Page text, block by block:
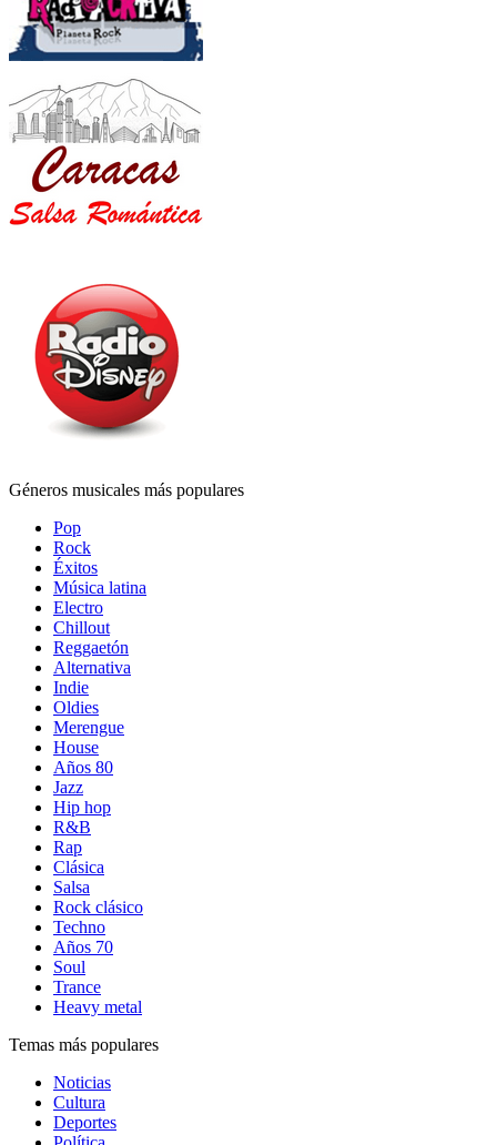
Géneros musicales más populares
Pop
Rock
Éxitos
Música latina
Electro
Chillout
Reggaetón
Alternativa
Indie
Oldies
Merengue
House
Años 80
Jazz
Hip hop
R&B
Rap
Clásica
Salsa
Rock clásico
Techno
Años 70
Soul
Trance
Heavy metal
Temas más populares
Noticias
Cultura
Deportes